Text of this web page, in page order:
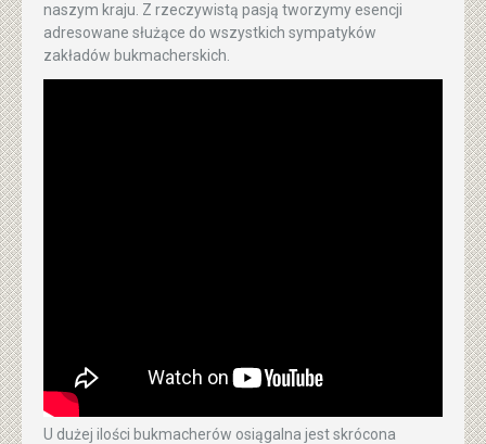
naszym kraju. Z rzeczywistą pasją tworzymy esencji
adresowane służące do wszystkich sympatyków
zakładów bukmacherskich.
U dużej ilości bukmacherów osiągalna jest skrócona